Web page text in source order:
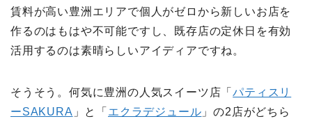
賃料が高い豊洲エリアで個人がゼロから新しいお店を
作るのはもはや不可能ですし、既存店の定休日を有効
活用するのは素晴らしいアイディアですね。
そうそう。何気に豊洲の人気スイーツ店「パティスリ
ーSAKURA 」と「 エクラデジュール 」の2店がどちら